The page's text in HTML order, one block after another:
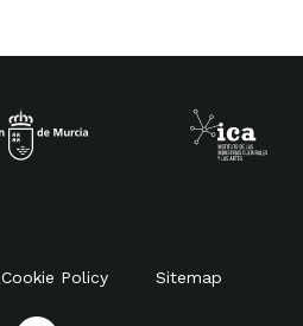
Cookie Policy Sitemap